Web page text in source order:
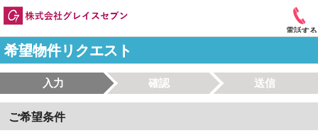
電話する
希望物件リクエスト
入力 確認 送信
ご希望条件